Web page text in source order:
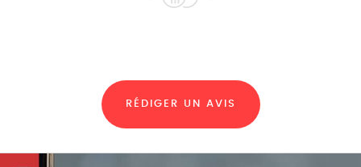
RÉDIGER UN AVIS